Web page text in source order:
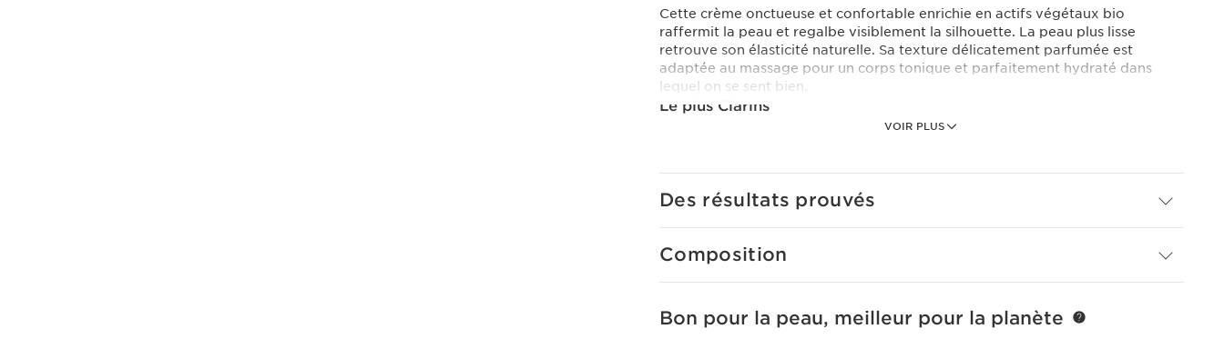
VOIR PLUS
Cette crème onctueuse et confortable enrichie en actifs végétaux bio
raffermit la peau et regalbe visiblement la silhouette. La peau plus lisse
retrouve son élasticité naturelle. Sa texture délicatement parfumée est
adaptée au massage pour un corps tonique et parfaitement hydraté dans
lequel on se sent bien.
Le plus Clarins
L'extrait de grand pétasite bio est un extrait 100% Clarins, cultivé au sein du
Des résultats prouvés
Composition
Bon pour la peau, meilleur pour la planète